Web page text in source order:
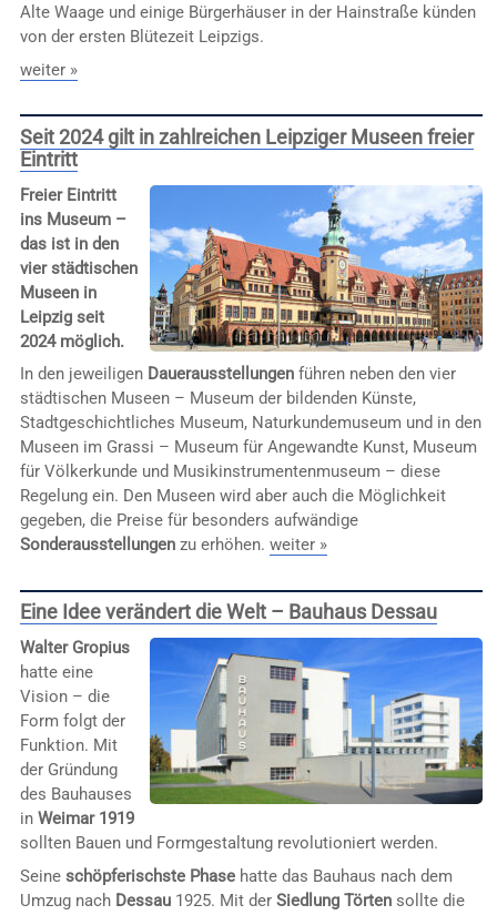
Alte Waage und einige Bürgerhäuser in der Hainstraße künden
von der ersten Blütezeit Leipzigs.
weiter »
Seit 2024 gilt in zahlreichen Leipziger Museen freier
Eintritt
Freier Eintritt
ins Museum –
das ist in den
vier städtischen
Museen in
Leipzig seit
2024 möglich.
In den jeweiligen Dauerausstellungenführen neben den vier
städtischen Museen – Museum der bildenden Künste,
Stadtgeschichtliches Museum, Naturkundemuseum und in den
Museen im Grassi – Museum für Angewandte Kunst, Museum
für Völkerkunde und Musikinstrumentenmuseum – diese
Regelung ein. Den Museen wird aber auch die Möglichkeit
gegeben, die Preise für besonders aufwändige
Sonderausstellungenzu erhöhen. weiter »
Eine Idee verändert die Welt – Bauhaus Dessau
Walter Gropius
hatte eine
Vision – die
Form folgt der
Funktion. Mit
der Gründung
des Bauhauses
in Weimar 1919
sollten Bauen und Formgestaltung revolutioniert werden.
Seine schöpferischste Phasehatte das Bauhaus nach dem
Umzug nach Dessau1925. Mit der Siedlung Törtensollte die